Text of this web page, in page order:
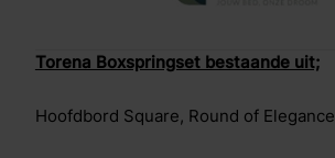
Torena Boxspringset bestaande uit;
Hoofdbord Square, Round of Elegance